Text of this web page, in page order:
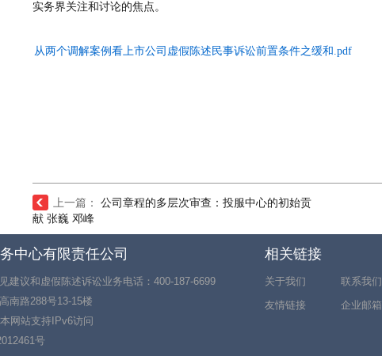
实务界关注和讨论的焦点。
从两个调解案例看上市公司虚假陈述民事诉讼前置条件之缓和.pdf
上一篇：
公司章程的多层次审查：投服中心的初始贡
献 张巍 邓峰
中心有限责任公司
建议和虚假陈述诉讼业务电话：400-187-6699
南路288号13-15楼
网站支持IPv6访问
号
相关链接
关于我们 联系我们
友情链接
企业邮箱